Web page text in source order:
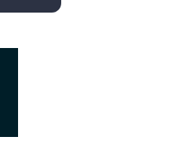
Carlos Gimeno a las